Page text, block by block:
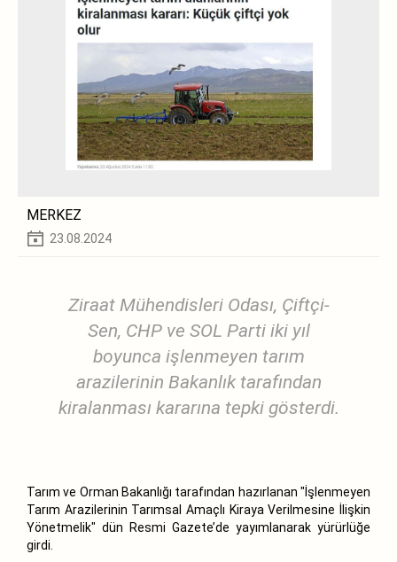
MERKEZ
23.08.2024
Ziraat Mühendisleri Odası, Çiftçi-
Sen, CHP ve SOL Parti iki yıl
boyunca işlenmeyen tarım
arazilerinin Bakanlık tarafından
kiralanması kararına tepki gösterdi.
Tarım ve Orman Bakanlığı tarafından hazırlanan "İşlenmeyen
Tarım Arazilerinin Tarımsal Amaçlı Kiraya Verilmesine İlişkin
Yönetmelik" dün Resmi Gazete’de yayımlanarak yürürlüğe
girdi.